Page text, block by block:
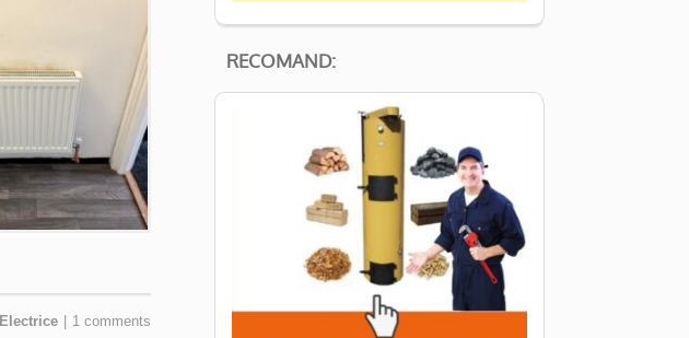
Electrice 1 comments
RECOMAND: